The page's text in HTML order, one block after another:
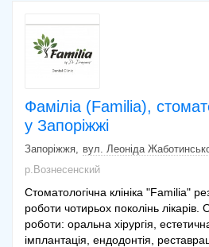
Фаміліа (Familia),
у Запоріжжі
Запоріжжя
вул. Леоніда
р.Вознесенский
Стоматологічна клініка "Familia"
роботи чотирьох поколінь лікарів.
роботи: оральна хірургія,
імплантація, ендодонтія,